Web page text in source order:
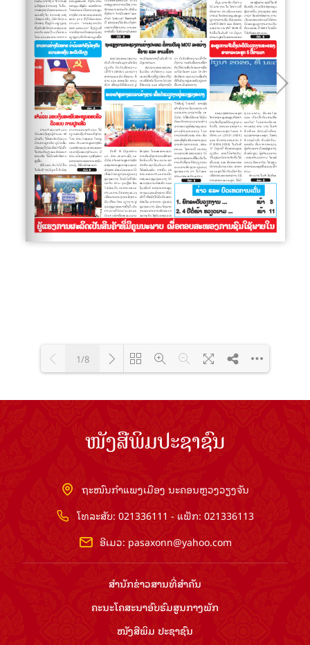
Loading PDF 100% ...
1/8
ໜັງສືພິມປະຊາຊົນ
ຖະໜົນກຳແພງເມືອງ ນະຄອນຫຼວງວຽງຈັນ
ໂທລະສັບ: 021336111 - ແຟັກ: 021336113
ອີເມວ: pasaxonn@yahoo.com
ສຳ​ນັກ​ຂ່າວ​ສານ​ທີ່​ສຳ​ຄັນ​
ຄະນະໂຄສະນາອົບຮົມ​ສູນ​ກາງ​ພັກ
ໜັງສືພິມ ປະ​ຊາ​ຊົນ